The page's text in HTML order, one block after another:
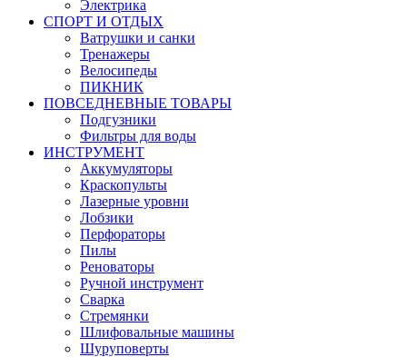
Электрика
СПОРТ И ОТДЫХ
Ватрушки и санки
Тренажеры
Велосипеды
ПИКНИК
ПОВСЕДНЕВНЫЕ ТОВАРЫ
Подгузники
Фильтры для воды
ИНСТРУМЕНТ
Аккумуляторы
Краскопульты
Лазерные уровни
Лобзики
Перфораторы
Пилы
Реноваторы
Ручной инструмент
Сварка
Стремянки
Шлифовальные машины
Шуруповерты